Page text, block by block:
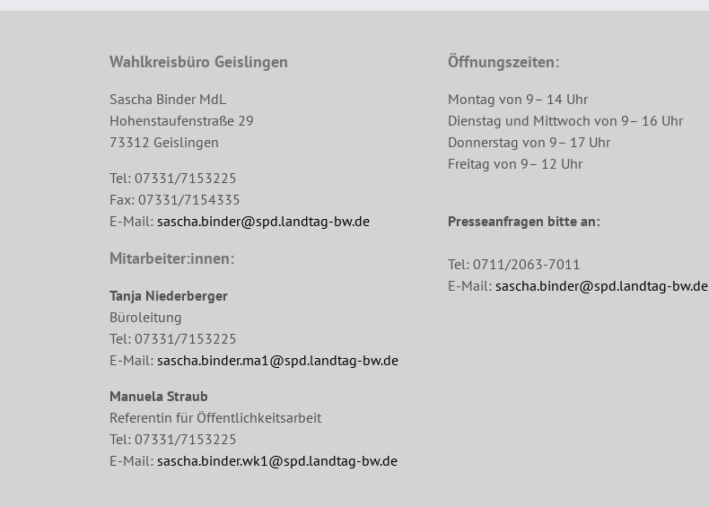
Wahlkreisbüro Geislingen
Sascha Binder MdL
Hohenstaufenstraße 29
73312 Geislingen
Tel: 07331/7153225
Fax: 07331/7154335
E-Mail: sascha.binder@spd.landtag-bw.de
Mitarbeiter:innen:
Tanja Niederberger
Büroleitung
Tel: 07331/7153225
E-Mail: sascha.binder.ma1@spd.landtag-bw.de
Manuela Straub
Referentin für Öffentlichkeitsarbeit
Tel: 07331/7153225
E-Mail: sascha.binder.wk1@spd.landtag-bw.de
Öffnungszeiten:
Montag von 9– 14 Uhr
Dienstag und Mittwoch von 9– 16 Uhr
Donnerstag von 9– 17 Uhr
Freitag von 9– 12 Uhr
Presseanfragen bitte an:
Tel: 0711/2063-7011
E-Mail:sascha.binder@spd.landtag-bw.de